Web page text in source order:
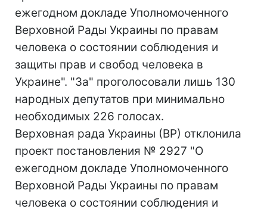
ежегодном докладе Уполномоченного
Верховной Рады Украины по правам
человека о состоянии соблюдения и
защиты прав и свобод человека в
Украине". "За" проголосовали лишь 130
народных депутатов при минимально
необходимых 226 голосах.
Верховная рада Украины (ВР) отклонила
проект постановления № 2927 "О
ежегодном докладе Уполномоченного
Верховной Рады Украины по правам
человека о состоянии соблюдения и